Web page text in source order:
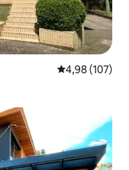
Gemiddelde
4,98 (107)